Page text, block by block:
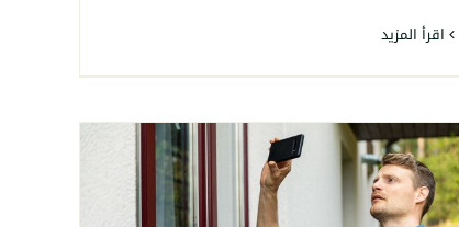
‫اقرأ المزيد